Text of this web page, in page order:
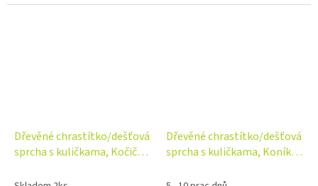
Dřevěné chrastítko/dešťová
sprcha s kuličkama, Kočička
Dřevěné chrastítko/dešťová
sprcha s kuličkama, Koník -